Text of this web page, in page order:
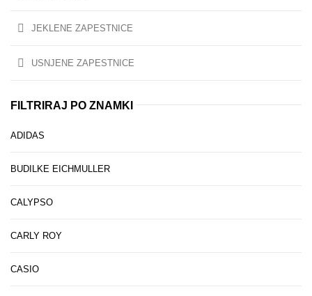
JEKLENE ZAPESTNICE
USNJENE ZAPESTNICE
FILTRIRAJ PO ZNAMKI
ADIDAS
BUDILKE EICHMULLER
CALYPSO
CARLY ROY
CASIO